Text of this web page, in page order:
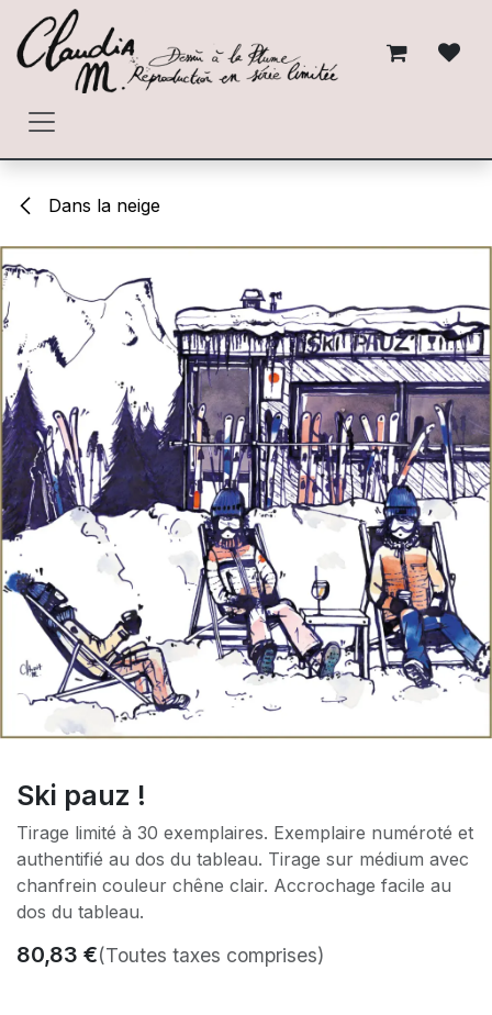
Se rendre au contenu
Dans la neige
Ski pauz !
Tirage limité à 30 exemplaires. Exemplaire numéroté et
authentifié au dos du tableau. Tirage sur médium avec
chanfrein couleur chêne clair. Accrochage facile au
dos du tableau.
80,83 €(Toutes taxes comprises)